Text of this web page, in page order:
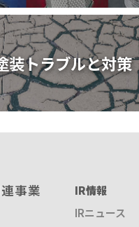
装トラブルと対策
事業
IR情報
IRニュース